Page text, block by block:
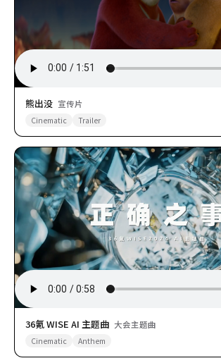
熊出没 宣传片
Cinematic Trailer
36氪 WISE AI 主题曲 大会主题曲
Cinematic Anthem